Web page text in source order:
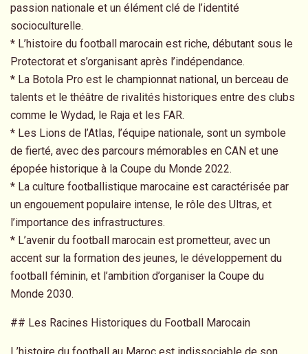
passion nationale et un élément clé de l’identité
socioculturelle.
* L’histoire du football marocain est riche, débutant sous le
Protectorat et s’organisant après l’indépendance.
* La Botola Pro est le championnat national, un berceau de
talents et le théâtre de rivalités historiques entre des clubs
comme le Wydad, le Raja et les FAR.
* Les Lions de l’Atlas, l’équipe nationale, sont un symbole
de fierté, avec des parcours mémorables en CAN et une
épopée historique à la Coupe du Monde 2022.
* La culture footballistique marocaine est caractérisée par
un engouement populaire intense, le rôle des Ultras, et
l’importance des infrastructures.
* L’avenir du football marocain est prometteur, avec un
accent sur la formation des jeunes, le développement du
football féminin, et l’ambition d’organiser la Coupe du
Monde 2030.
## Les Racines Historiques du Football Marocain